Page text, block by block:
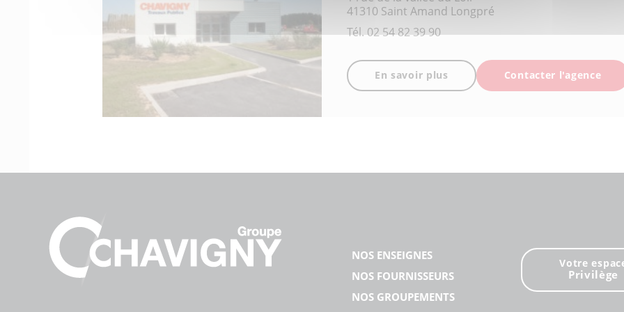
41310 Saint Amand Longpré
Tél.02 54 82 39 90
En savoir plus Contacter l'agence
NOS ENSEIGNES
NOS FOURNISSEURS
NOS GROUPEMENTS
Votre
Privilège